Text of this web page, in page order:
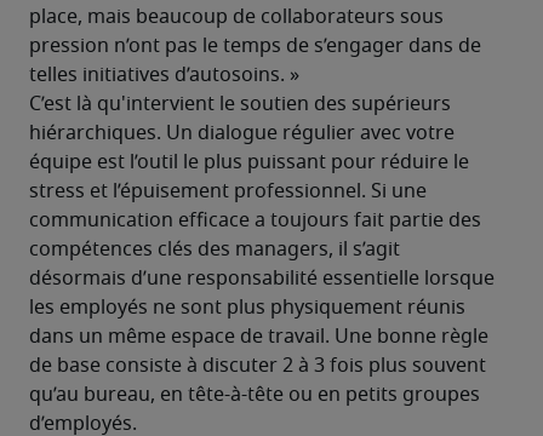
place, mais beaucoup de collaborateurs sous
pression n’ont pas le temps de s’engager dans de
telles initiatives d’autosoins. »
C’est là qu'intervient le soutien des supérieurs
hiérarchiques. Un dialogue régulier avec votre
équipe est l’outil le plus puissant pour réduire le
stress et l’épuisement professionnel. Si une
communication efficace a toujours fait partie des
compétences clés des managers, il s’agit
désormais d’une responsabilité essentielle lorsque
les employés ne sont plus physiquement réunis
dans un même espace de travail. Une bonne règle
de base consiste à discuter 2 à 3 fois plus souvent
qu’au bureau, en tête-à-tête ou en petits groupes
d’employés.